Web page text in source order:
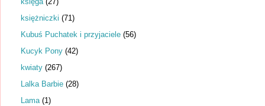
księżniczki (71)
Kubuś Puchatek i przyjaciele (56)
Kucyk Pony (42)
kwiaty (267)
Lalka Barbie (28)
Lama (1)